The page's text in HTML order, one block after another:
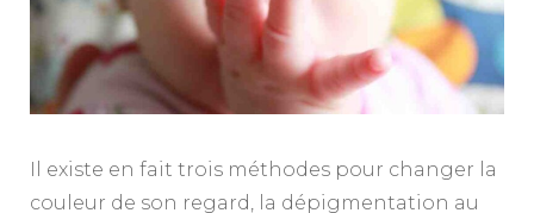
Il existe en fait trois méthodes pour changer la
couleur de son regard, la dépigmentation au